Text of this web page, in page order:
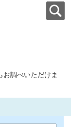
お調べいただけま